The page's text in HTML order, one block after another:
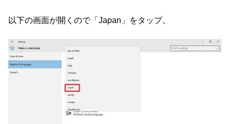
以下の画面が開くので「Japan」をタップ。